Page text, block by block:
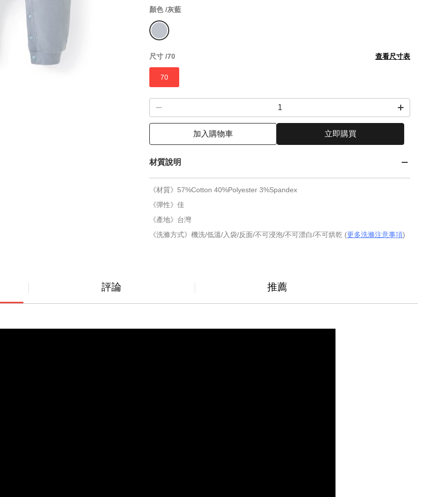
顏色 /灰藍
尺寸 /70 查看尺寸表
70
加入購物車 立即購買
材質說明
《材質》57%Cotton 40%Polyester 3%Spandex
《彈性》佳
《產地》台灣
《洗滌方式》機洗/低溫/入袋/反面/不可浸泡/不可漂白/不可烘乾 (更多洗滌注意事項)
評論 推薦